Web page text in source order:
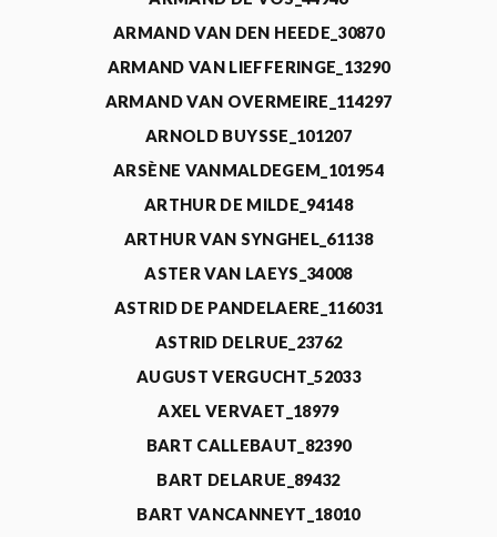
ARMAND VAN DEN HEEDE_30870
ARMAND VAN LIEFFERINGE_13290
ARMAND VAN OVERMEIRE_114297
ARNOLD BUYSSE_101207
ARSÈNE VANMALDEGEM_101954
ARTHUR DE MILDE_94148
ARTHUR VAN SYNGHEL_61138
ASTER VAN LAEYS_34008
ASTRID DE PANDELAERE_116031
ASTRID DELRUE_23762
AUGUST VERGUCHT_52033
AXEL VERVAET_18979
BART CALLEBAUT_82390
BART DELARUE_89432
BART VANCANNEYT_18010